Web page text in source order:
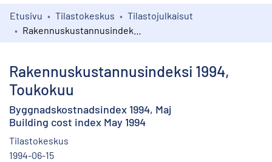
Kokoelmat
Etusivu Tilastokeskus
Tilastojulkaisut
Rakennuskustannusindeksi 1994,
Toukokuu
Byggnadskostnadsindex 1994, Maj
Building cost index May 1994
Tilastokeskus
1994-06-15